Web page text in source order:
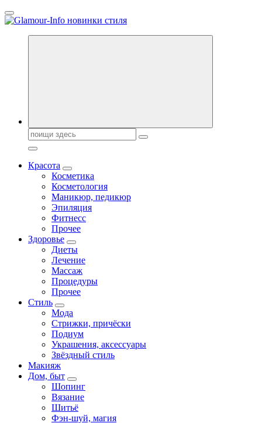
Перейти
к
Секреты молодости, красоты и долголетия. Гламурный журнал
Поиск:
Красота
Косметика
Косметология
Маникюр, педикюр
Эпиляция
Фитнесс
Прочее
Здоровье
Диеты
Лечение
Массаж
Процедуры
Прочее
Стиль
Мода
Стрижки, причёски
Подиум
Украшения, аксессуары
Звёздный стиль
Макияж
Дом, быт
Шопинг
Вязание
Шитьё
Фэн-шуй, магия